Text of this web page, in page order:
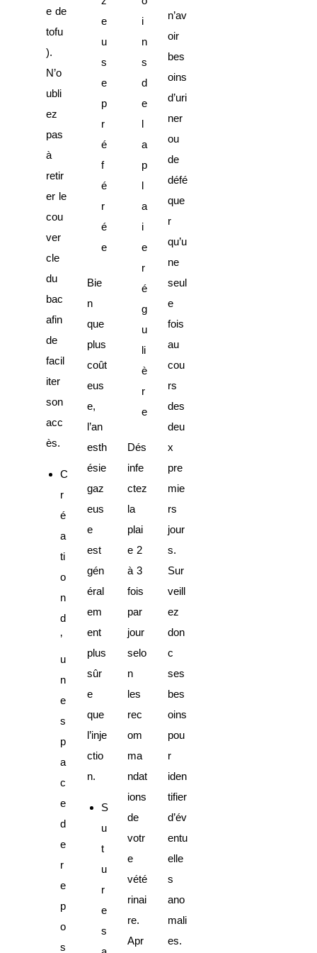
e de
tofu
).
N’o
ubli
ez
pas
à
retir
er le
cou
ver
cle
du
bac
afin
de
facil
iter
son
acc
ès.
C
r
é
a
ti
o
n
d
’
u
n
e
s
p
a
c
e
d
e
r
e
p
o
s
e
u
s
e
p
r
é
f
é
r
é
e
Bie
n
que
plus
coût
eus
e,
l’an
esth
ésie
gaz
eus
e
est
gén
éral
em
ent
plus
sûr
e
que
l’inje
ctio
n.
S
u
t
u
r
e
s
i
n
s
d
e
l
a
p
l
a
i
e
r
é
g
u
li
è
r
e
Dés
infe
ctez
la
plai
e 2
à 3
fois
par
jour
selo
n
les
rec
om
ma
ndat
ions
de
votr
e
vété
rinai
re.
Apr
n’av
oir
bes
oins
d’uri
ner
ou
de
défé
que
r
qu’u
ne
seul
e
fois
au
cou
rs
des
deu
x
pre
mie
rs
jour
s.
Sur
veill
ez
don
c
ses
bes
oins
pou
r
iden
tifier
d’év
entu
elle
s
ano
mali
es.